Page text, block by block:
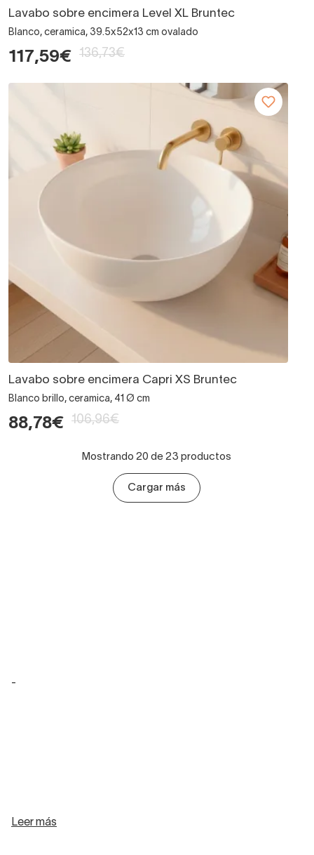
Lavabo sobre encimera Level XL Bruntec
Blanco, ceramica, 39.5x52x13 cm ovalado
117,59€ 136,73€
Lavabo sobre encimera Capri XS Bruntec
Blanco brillo, ceramica, 41 Ø cm
88,78€ 106,96€
Mostrando 20 de 23 productos
Cargar más
-
Leer más